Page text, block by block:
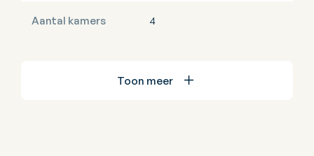
Aantal kamers 4
Toon meer